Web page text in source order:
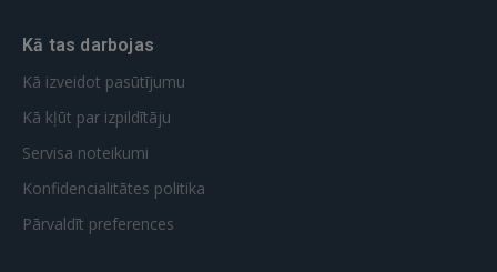
Kā tas darbojas
Kā izveidot pasūtījumu
Kā kļūt par izpildītāju
Servisa noteikumi
Konfidencialitātes politika
Pārvaldīt preferences